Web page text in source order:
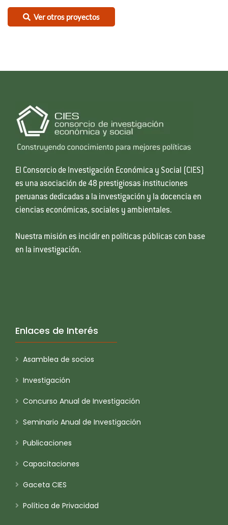
Ver otros proyectos
El Consorcio de Investigación Económica y Social (CIES)
es una asociación de 48 prestigiosas instituciones
peruanas dedicadas a la investigación y la docencia en
ciencias económicas, sociales y ambientales.
Nuestra misión es incidir en políticas públicas con base
en la investigación.
Enlaces de Interés
Asamblea de socios
Investigación
Concurso Anual de Investigación
Seminario Anual de Investigación
Publicaciones
Capacitaciones
Gaceta CIES
Política de Privacidad